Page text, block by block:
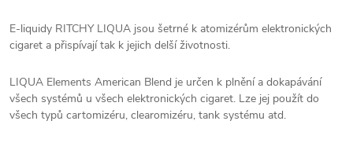
E-liquidy RITCHY LIQUA jsou šetrné k atomizérům elektronických
cigaret a přispívají tak k jejich delší životnosti.
LIQUA Elements American Blend je určen k plnění a dokapávání
všech systémů u všech elektronických cigaret. Lze jej použít do
všech typů cartomizéru, clearomizéru, tank systému atd.